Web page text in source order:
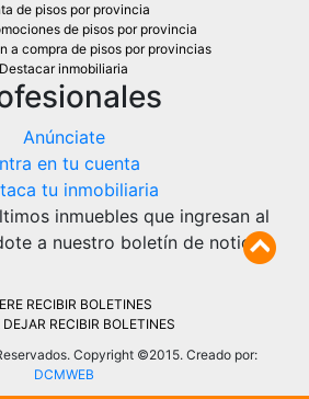
de pisos por provincia
de pisos por provincia
a compra de pisos por provincias
Destacar inmobiliaria
Anúnciate
en tu cuenta
tu inmobiliaria
inmuebles que ingresan al
a nuestro boletín de noticias
RECIBIR BOLETINES
DEJAR RECIBIR BOLETINES
Copyright ©2015. Creado por:
DCMWEB